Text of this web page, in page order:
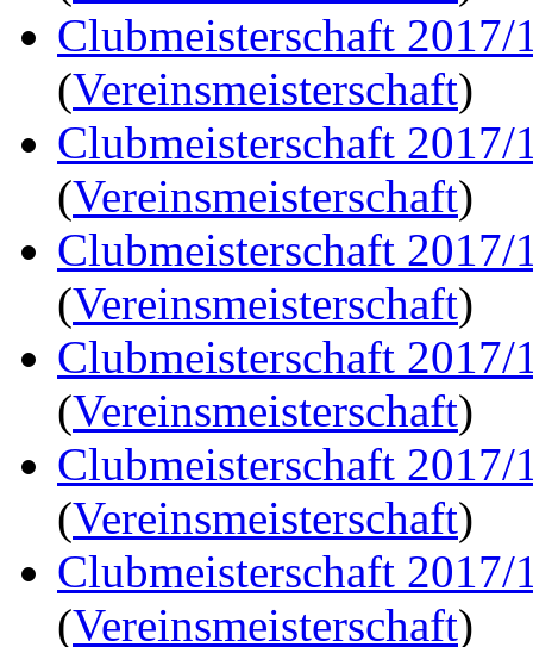
Clubmeisterschaft 2017/
(Vereinsmeisterschaft)
Clubmeisterschaft 2017/
(Vereinsmeisterschaft)
Clubmeisterschaft 2017/
(Vereinsmeisterschaft)
Clubmeisterschaft 2017/
(Vereinsmeisterschaft)
Clubmeisterschaft 2017/
(Vereinsmeisterschaft)
Clubmeisterschaft 2017/
(Vereinsmeisterschaft)